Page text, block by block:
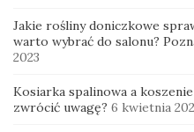
Jakie rośliny doniczkowe
warto wybrać do salonu?
2023
Kosiarka spalinowa a
zwrócić uwagę? 6 kwietnia